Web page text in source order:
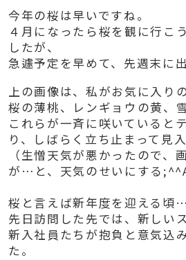
今年の桜は早いですね。
４月になったら桜を観に行こ
したが、
急遽予定を早めて、先週末に
上の画像は、私がお気に入り
桜の薄桃、レンギョウの黄、
これらが一斉に咲いていると
り、しばらく立ち止まって見
（生憎天気が悪かったので、
が…と、天気のせいにする;^^A
桜と言えば新年度を迎える頃…
先日訪問した先では、新しい
新入社員たちが抱負と意気込
た。